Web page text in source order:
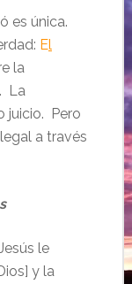
es única.
El
la
La
juicio. Pero
a través
le
y la